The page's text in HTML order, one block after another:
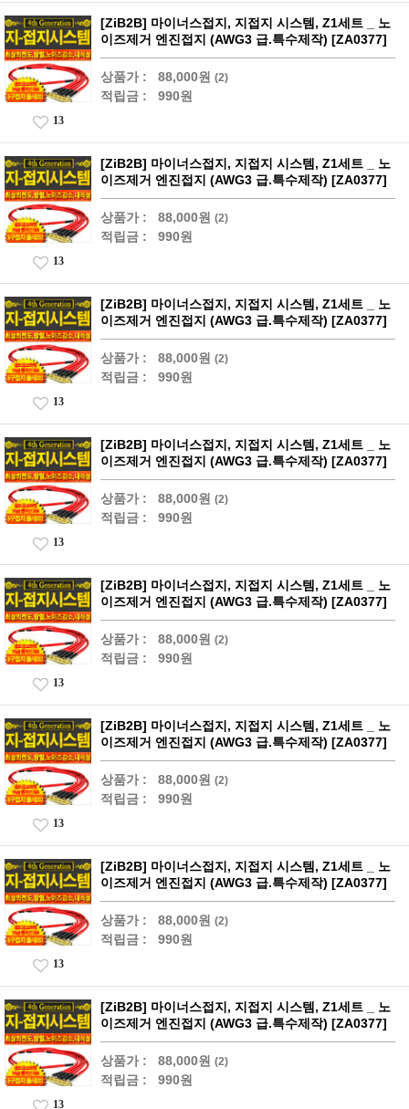
[ZiB2B] 마이너스접지, 지접지 시스템, Z1세트 _ 노
이즈제거 엔진접지 (AWG3 급.특수제작) [ZA0377]
상품가 : 88,000원 (2)
적립금 : 990원
13
[ZiB2B] 마이너스접지, 지접지 시스템, Z1세트 _ 노
이즈제거 엔진접지 (AWG3 급.특수제작) [ZA0377]
상품가 : 88,000원 (2)
적립금 : 990원
13
[ZiB2B] 마이너스접지, 지접지 시스템, Z1세트 _ 노
이즈제거 엔진접지 (AWG3 급.특수제작) [ZA0377]
상품가 : 88,000원 (2)
적립금 : 990원
13
[ZiB2B] 마이너스접지, 지접지 시스템, Z1세트 _ 노
이즈제거 엔진접지 (AWG3 급.특수제작) [ZA0377]
상품가 : 88,000원 (2)
적립금 : 990원
13
[ZiB2B] 마이너스접지, 지접지 시스템, Z1세트 _ 노
이즈제거 엔진접지 (AWG3 급.특수제작) [ZA0377]
상품가 : 88,000원 (2)
적립금 : 990원
13
[ZiB2B] 마이너스접지, 지접지 시스템, Z1세트 _ 노
이즈제거 엔진접지 (AWG3 급.특수제작) [ZA0377]
상품가 : 88,000원 (2)
적립금 : 990원
13
[ZiB2B] 마이너스접지, 지접지 시스템, Z1세트 _ 노
이즈제거 엔진접지 (AWG3 급.특수제작) [ZA0377]
상품가 : 88,000원 (2)
적립금 : 990원
13
[ZiB2B] 마이너스접지, 지접지 시스템, Z1세트 _ 노
이즈제거 엔진접지 (AWG3 급.특수제작) [ZA0377]
상품가 : 88,000원 (2)
적립금 : 990원
13